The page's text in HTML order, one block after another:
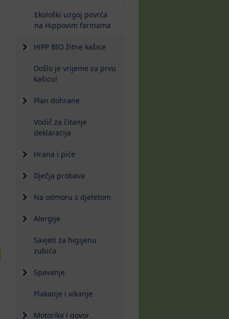
Ekološki uzgoj povrća
na Hippovim farmama
HiPP BIO žitne kašice
Došlo je vrijeme za prvu
kašicu!
Plan dohrane
Vodič za čitanje
deklaracija
Hrana i piće
Dječja probava
Na odmoru s djetetom
Alergije
Savjeti za higijenu
zubića
Spavanje
Plakanje i vikanje
Motorika i govor